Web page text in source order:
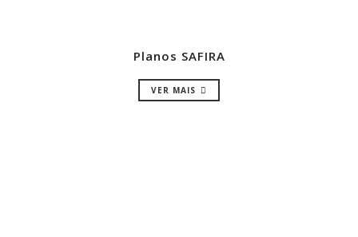
Planos SAFIRA
VER MAIS